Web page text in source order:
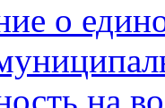
о